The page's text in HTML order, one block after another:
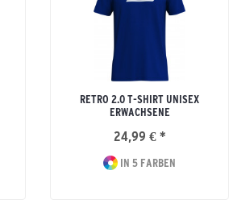
RETRO 2.0 T-SHIRT UNISEX
ERWACHSENE
24,99 € *
IN 5 FARBEN